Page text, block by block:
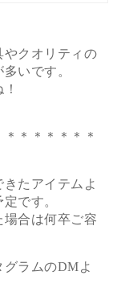
やクオリティの
いです。
＊＊＊＊＊＊
たアイテムよ
です。
合は何卒ご容
ラムのDMよ